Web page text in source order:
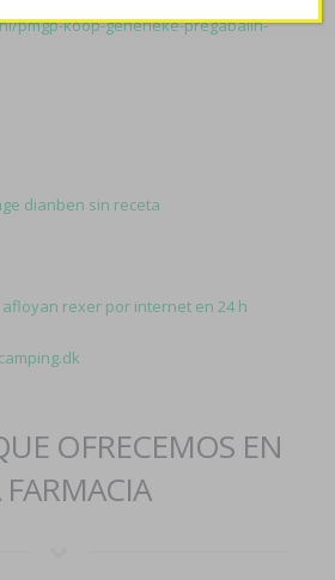
pmgp-koop-generieke-pregabalin-
dianben sin receta
rexer por internet en 24 h
OFRECEMOS EN
FARMACIA